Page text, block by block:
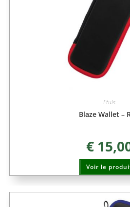
Etuis
Blaze Wallet –
€
Voir le